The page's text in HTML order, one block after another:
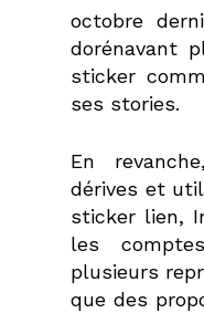
octobre
dorénavant
sticker
ses stories.
En
dérives et
sticker lien,
les
plusieurs
que des